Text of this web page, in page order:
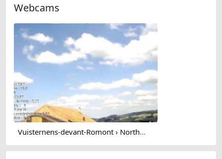
Webcams
Vuisternens-devant-Romont › North-east: Sommentier - Le Gibloux